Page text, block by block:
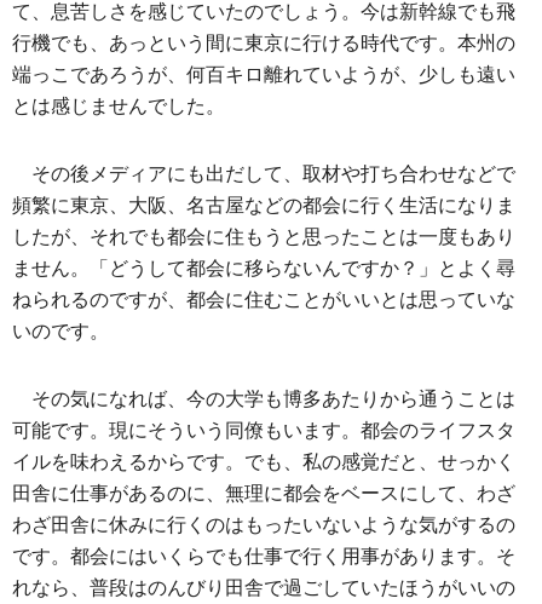
て、息苦しさを感じていたのでしょう。今は新幹線でも飛
行機でも、あっという間に東京に行ける時代です。本州の
端っこであろうが、何百キロ離れていようが、少しも遠い
とは感じませんでした。
その後メディアにも出だして、取材や打ち合わせなどで
頻繁に東京、大阪、名古屋などの都会に行く生活になりま
したが、それでも都会に住もうと思ったことは一度もあり
ません。「どうして都会に移らないんですか？」とよく尋
ねられるのですが、都会に住むことがいいとは思っていな
いのです。
その気になれば、今の大学も博多あたりから通うことは
可能です。現にそういう同僚もいます。都会のライフスタ
イルを味わえるからです。でも、私の感覚だと、せっかく
田舎に仕事があるのに、無理に都会をベースにして、わざ
わざ田舎に休みに行くのはもったいないような気がするの
です。都会にはいくらでも仕事で行く用事があります。そ
れなら、普段はのんびり田舎で過ごしていたほうがいいの